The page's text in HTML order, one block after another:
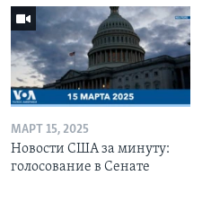
МАРТ 15, 2025
Новости США за минуту:
голосование в Сенате